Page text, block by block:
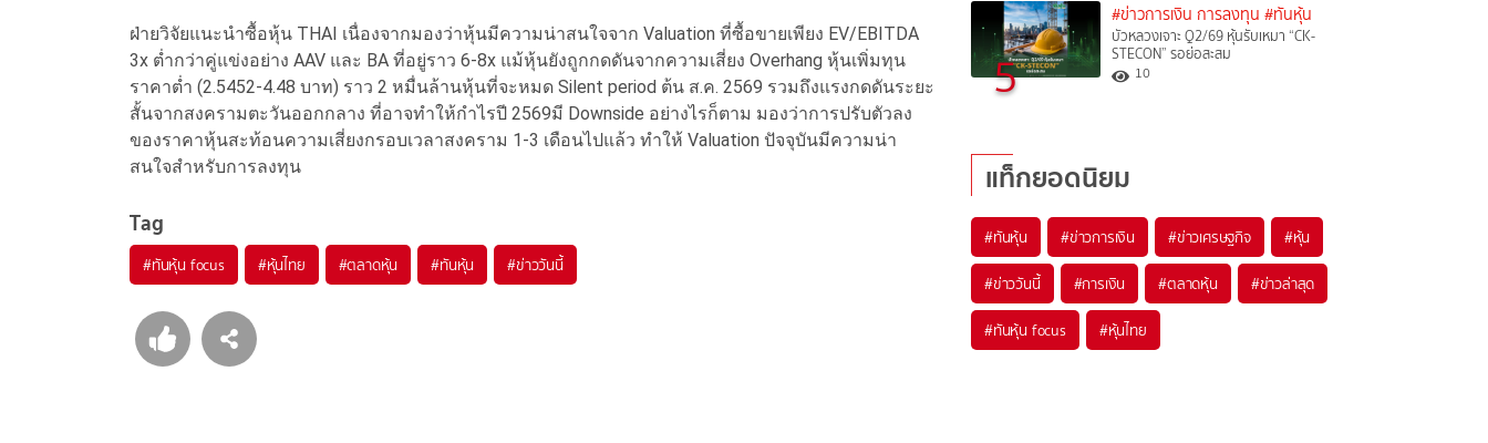
ฝ่ายวิจัยแนะนำซื้อหุ้น THAI เนื่องจากมองว่าหุ้นมีความน่าสนใจจาก Valuation ที่ซื้อขายเพียง EV/EBITDA
3x ต่ำกว่าคู่แข่งอย่าง AAV และ BA ที่อยู่ราว 6-8x แม้หุ้นยังถูกกดดันจากความเสี่ยง Overhang หุ้นเพิ่มทุน
ราคาต่ำ (2.5452-4.48 บาท) ราว 2 หมื่นล้านหุ้นที่จะหมด Silent period ต้น ส.ค. 2569 รวมถึงแรงกดดันระยะ
สั้นจากสงครามตะวันออกกลาง ที่อาจทำให้กำไรปี 2569มี Downside อย่างไรก็ตาม มองว่าการปรับตัวลง
ของราคาหุ้นสะท้อนความเสี่ยงกรอบเวลาสงคราม 1-3 เดือนไปแล้ว ทำให้ Valuation ปัจจุบันมีความน่า
สนใจสำหรับการลงทุน
Tag
#ทันหุ้น focus #หุ้นไทย #ตลาดหุ้น #ทันหุ้น #ข่าววันนี้
5
#ข่าวการเงิน การลงทุน #ทันหุ้น
บัวหลวงเจาะ Q2/69 หุ้นรับเหมา “CK-
STECON” รอย่อสะสม
10
แท็กยอดนิยม
#ทันหุ้น #ข่าวการเงิน #ข่าวเศรษฐกิจ #หุ้น
#ข่าววันนี้ #การเงิน #ตลาดหุ้น #ข่าวล่าสุด
#ทันหุ้น focus #หุ้นไทย